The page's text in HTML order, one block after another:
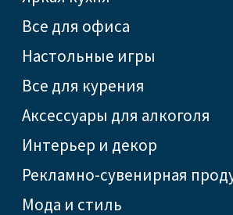
Все для офиса
Настольные игры
Все для курения
Аксессуары для алкоголя
Интерьер и декор
Рекламно-сувенирная
Мода и стиль